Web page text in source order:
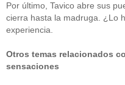
Por último, Tavico abre sus
cierra hasta la madruga. ¿Lo
experiencia.
Otros temas relacionados
sensaciones